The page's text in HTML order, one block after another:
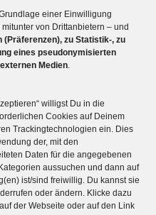
einer Einwilligung
von Drittanbietern – und
zu Statistik-, zu
eines pseudonymisierten
Medien.
willigst Du in die
Cookies auf Deinem
Trackingtechnologien ein. Dies
der, mit den
Daten für die angegebenen
aussuchen und dann auf
ist/sind freiwillig. Du kannst sie
oder ändern. Klicke dazu
der Webseite oder auf den Link